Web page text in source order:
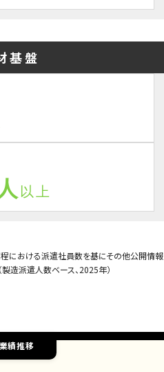
基盤
以上
おける派遣社員数を基にその他公開情報
造派遣人数ベース、2025年）
績推移